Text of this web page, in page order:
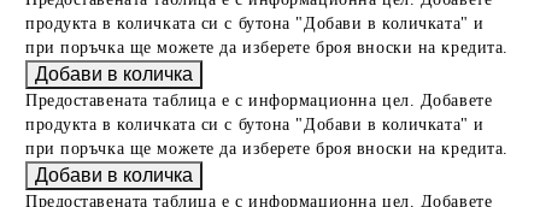
продукта в количката си с бутона "Добави в количката" и
при поръчка ще можете да изберете броя вноски на кредита.
Предоставената таблица е с информационна цел. Добавете
продукта в количката си с бутона "Добави в количката" и
при поръчка ще можете да изберете броя вноски на кредита.
Предоставената таблица е с информационна цел. Добавете